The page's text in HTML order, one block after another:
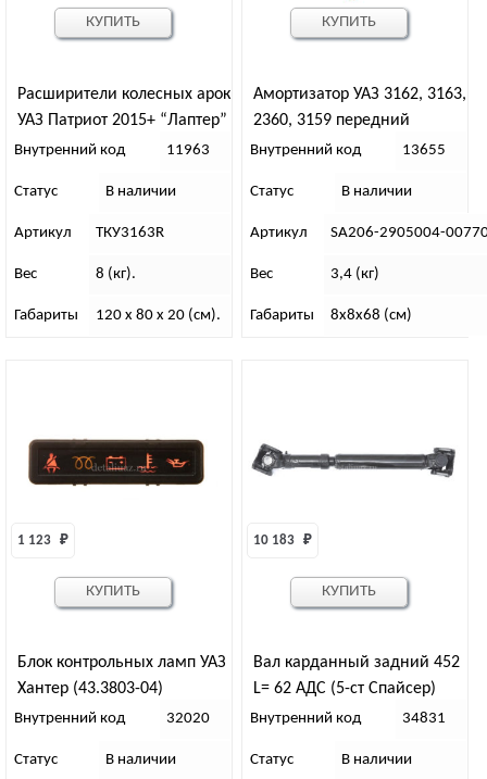
Расширители колесных арок
УАЗ Патриот 2015+ “Лаптер”
с двумя баками ТКУ3163R
Внутренний код 11963
Статус В наличии
Артикул ТКУ3163R
Вес 8 (кг).
Габариты 120 x 80 x 20 (см).
КУПИТЬ
Амортизатор УАЗ 3162, 3163,
2360, 3159 передний
масляный лифт +70 мм
Внутренний код 13655
Статус В наличии
Артикул SA206-2905004-
Вес 3,4 (кг)
Габариты 8х8х68 (см)
КУПИТЬ
Блок контрольных ламп УАЗ
Хантер (43.3803-04)
1 123 ₽
Внутренний код 32020
Статус В наличии
КУПИТЬ
Вал карданный задний 452
L= 62 АДС (5-ст Спайсер)
10 183 ₽
Внутренний код 34831
Статус В наличии
КУПИТЬ